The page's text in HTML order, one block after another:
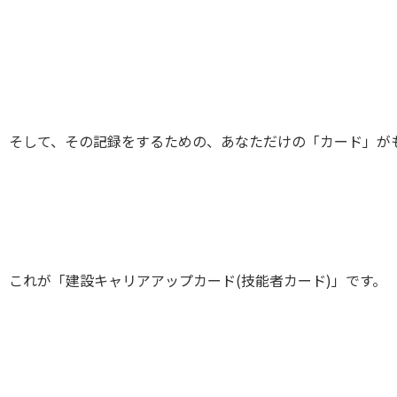
そして、その記録をするための、あなただけの「カード」が
これが「建設キャリアアップカード(技能者カード)」です。